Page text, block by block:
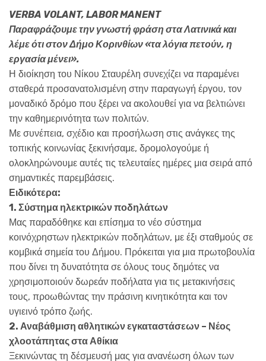
VERBA VOLANT, LABOR MANENT
Παραφράζουμε την γνωστή φράση στα Λατινικά και
λέμε ότι στον Δήμο Κορινθίων «τα λόγια πετούν, η
εργασία μένει».
Η διοίκηση του Νίκου Σταυρέλη συνεχίζει να παραμένει
σταθερά προσανατολισμένη στην παραγωγή έργου, τον
μοναδικό δρόμο που ξέρει να ακολουθεί για να βελτιώνει
την καθημερινότητα των πολιτών.
Με συνέπεια, σχέδιο και προσήλωση στις ανάγκες της
τοπικής κοινωνίας ξεκινήσαμε, δρομολογούμε ή
ολοκληρώνουμε αυτές τις τελευταίες ημέρες μια σειρά από
σημαντικές παρεμβάσεις.
Ειδικότερα:
1. Σύστημα ηλεκτρικών ποδηλάτων
Μας παραδόθηκε και επίσημα το νέο σύστημα
κοινόχρηστων ηλεκτρικών ποδηλάτων, με έξι σταθμούς σε
κομβικά σημεία του Δήμου. Πρόκειται για μια πρωτοβουλία
που δίνει τη δυνατότητα σε όλους τους δημότες να
χρησιμοποιούν δωρεάν ποδήλατα για τις μετακινήσεις
τους, προωθώντας την πράσινη κινητικότητα και τον
υγιεινό τρόπο ζωής.
2. Αναβάθμιση αθλητικών εγκαταστάσεων – Νέος
χλοοτάπητας στα Αθίκια
Ξεκινώντας τη δέσμευσή μας για ανανέωση όλων των